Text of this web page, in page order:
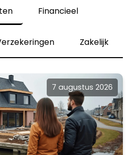
Financieel
Zakelijk
7 augustus 2026